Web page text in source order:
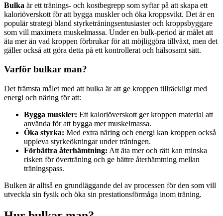
Bulka är ett tränings- och kostbegrepp som syftar på att skapa ett
kaloriöverskott för att bygga muskler och öka kroppsvikt. Det är en
populär strategi bland styrketräningsentusiaster och kroppsbyggare
som vill maximera muskelmassa. Under en bulk-period är målet att
äta mer än vad kroppen förbrukar för att möjliggöra tillväxt, men det
gäller också att göra detta på ett kontrollerat och hälsosamt sätt.
Varför bulkar man?
Det främsta målet med att bulka är att ge kroppen tillräckligt med
energi och näring för att:
Bygga muskler: Ett kaloriöverskott ger kroppen material att
använda för att bygga mer muskelmassa.
Öka styrka: Med extra näring och energi kan kroppen också
uppleva styrkeökningar under träningen.
Förbättra återhämtning: Att äta mer och rätt kan minska
risken för överträning och ge bättre återhämtning mellan
träningspass.
Bulken är alltså en grundläggande del av processen för den som vill
utveckla sin fysik och öka sin prestationsförmåga inom träning.